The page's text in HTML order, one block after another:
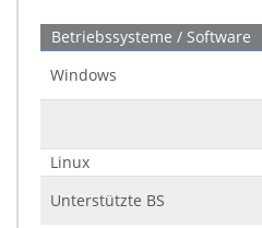
Betriebssysteme / Software
Windows
Linux
Unterstützte BS